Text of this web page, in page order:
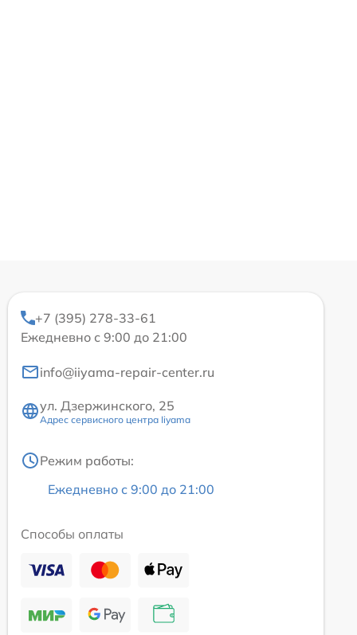
+7 (395) 278-33-61
Ежедневно с 9:00 до 21:00
info@iiyama-repair-center.ru
ул. Дзержинского, 25
Адрес сервисного центра Iiyama
Режим работы:
Ежедневно с 9:00 до 21:00
Способы оплаты